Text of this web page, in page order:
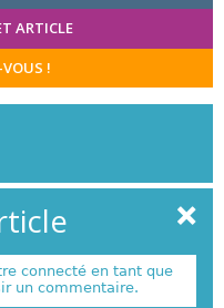
ARTICLE
!
connecté en tant que
un commentaire.